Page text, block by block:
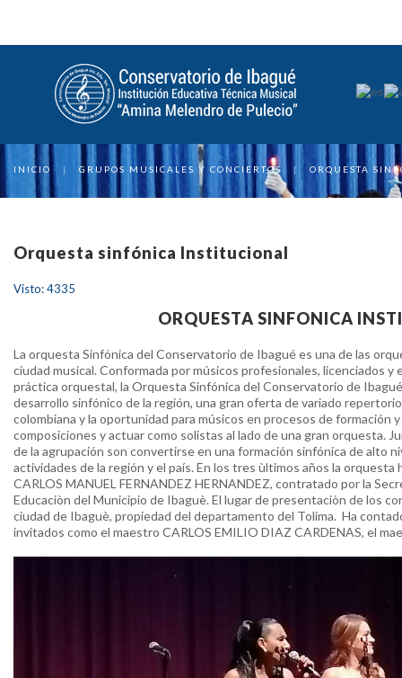
INICIO | GRUPOS MUSICALES Y CONCIERTOS | ORQUESTA
Orquesta sinfónica Institucional
Visto: 4335
ORQUESTA SINFONICA
La orquesta Sinfónica del Conservatorio de Ibagué es una de las
ciudad musical. Conformada por músicos profesionales, licenciados y
práctica orquestal, la Orquesta Sinfónica del Conservatorio de
desarrollo sinfónico de la región, una gran oferta de variado
colombiana y la oportunidad para músicos en procesos de formación
composiciones y actuar como solistas al lado de una gran orquesta.
de la agrupación son convertirse en una formación sinfónica de alto
actividades de la región y el país. En los tres ùltimos años la
CARLOS MANUEL FERNANDEZ HERNANDEZ, contratado por la
Educaciòn del Municipio de Ibaguè. El lugar de presentaciòn de los
ciudad de Ibaguè, propiedad del departamento del Tolima. Ha
invitados como el maestro CARLOS EMILIO DIAZ CARDENAS, el